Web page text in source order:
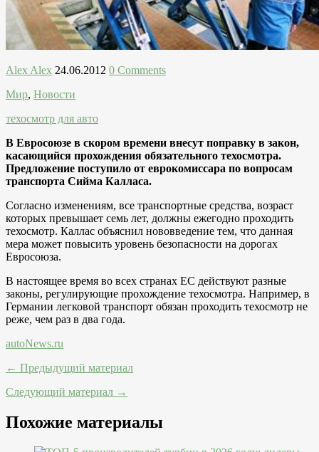
Alex Alex 24.06.2012 0 Comments
Мир, Новости
техосмотр для авто
В Евросоюзе в скором времени внесут поправку в закон,
касающийся прохождения обязательного техосмотра.
Предложение поступило от еврокомиссара по вопросам
транспорта Сийма Калласа.
Согласно изменениям, все транспортные средства, возраст
которых превышает семь лет, должны ежегодно проходить
техосмотр. Каллас объяснил нововведение тем, что данная
мера может повысить уровень безопасности на дорогах
Евросоюза.
В настоящее время во всех странах ЕС действуют разные
законы, регулирующие прохождение техосмотра. Например, в
Германии легковой транспорт обязан проходить техосмотр не
реже, чем раз в два года.
autoNews.ru
← Предыдущий материал
Следующий материал →
Похожие материалы